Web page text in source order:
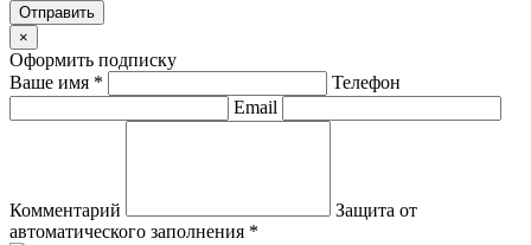
Отправить
×
Оформить подписку
Ваше имя *
Телефон
Email
Комментарий
Защита от
автоматического заполнения *